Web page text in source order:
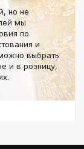
но не
мы
по
и
выбрать
и в розницу,